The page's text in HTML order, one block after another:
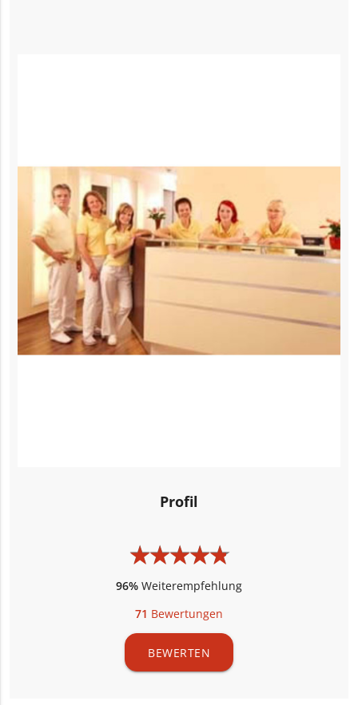
Profil
★★★★★
★★★★★
96% Weiterempfehlung
71 Bewertungen
BEWERTEN